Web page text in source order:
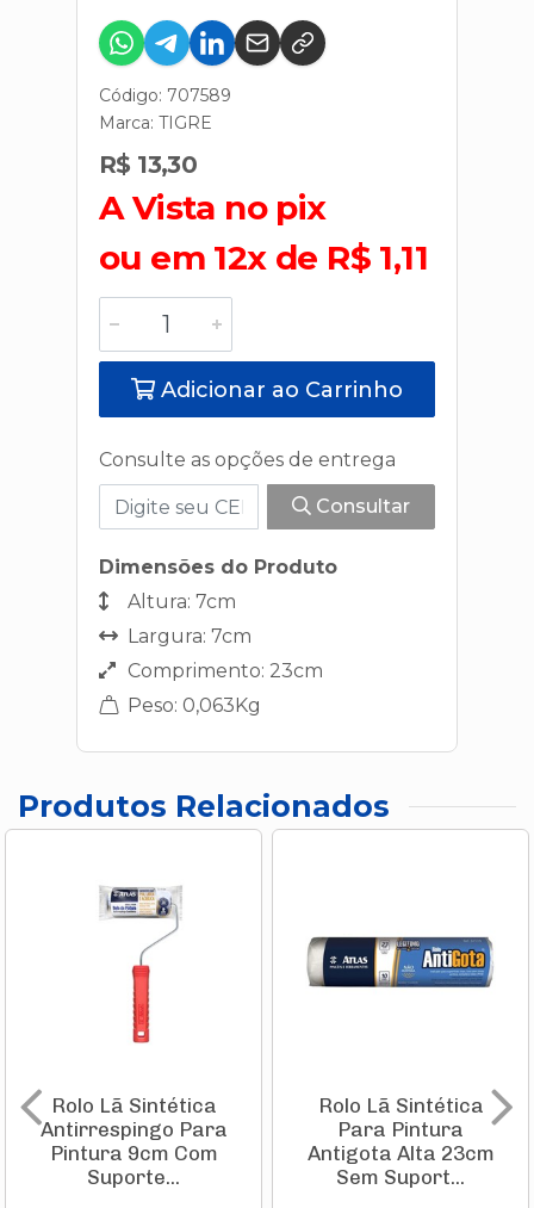
Código: 707589
Marca: TIGRE
R$ 13,30
A Vista no pix
ou em 12x de R$ 1,11
Adicionar ao Carrinho
Consulte as opções de entrega
Consultar
Dimensões do Produto
Altura: 7cm
Largura: 7cm
Comprimento: 23cm
Peso: 0,063Kg
Produtos Relacionados
Rolo Lã Sintética
Antirrespingo Para
Pintura 9cm Com
Suporte...
Rolo Lã Sintética
Para Pintura
Antigota Alta 23cm
Sem Suport...